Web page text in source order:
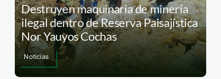
Destruyen maquinaria de minería
ilegal dentro de Reserva Paisajística
Nor Yauyos Cochas
Noticias